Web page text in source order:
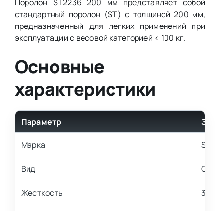
Поролон ST2236 200 мм представляет собой
стандартный поролон (ST) с толщиной 200 мм,
предназначенный для легких применений при
эксплуатации с весовой категорией < 100 кг.
Основные
характеристики
Параметр
Марка
Вид
Жесткость 3,6